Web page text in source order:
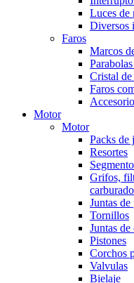
Luces de
Diversos
Faros
Marcos
Cristal
Faros
Motor
Motor
Packs de
Resortes
Grifos,
Juntas de
Tornillos
Juntas de
Pistones
Corchos
Valvulas
Bielaje